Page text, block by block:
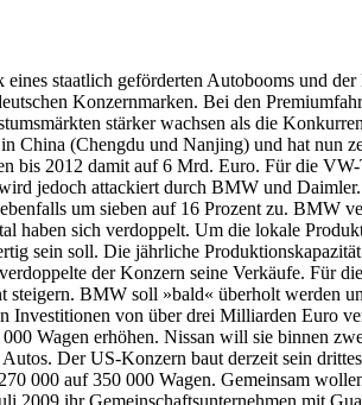
staatlich geförderten Autobooms und
Konzernmarken. Bei den
stärker wachsen als die
(Chengdu und Nanjing) und hat nun
bis 2012 damit auf 6 Mrd. Euro. Für die
jedoch attackiert durch BMW und
um sieben auf 16 Prozent zu. BMW
haben sich verdoppelt. Um die lokale
sein soll. Die jährliche
der Konzern seine Verkäufe. Für
BMW soll »bald« überholt werden
von über drei Milliarden Euro
Wagen erhöhen. Nissan will sie binnen
Der US-Konzern baut derzeit sein
000 auf 350 000 Wagen. Gemeinsam
ihr Gemeinschaftsunternehmen mit